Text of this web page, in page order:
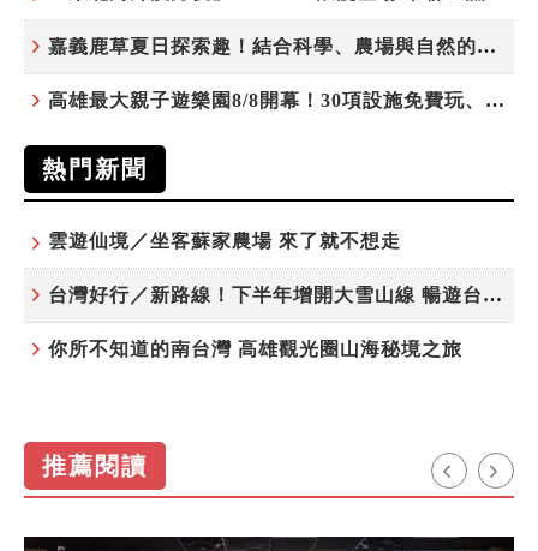
嘉義鹿草夏日探索趣！結合科學、農場與自然的親子小旅行
高雄最大親子遊樂園8/8開幕！30項設施免費玩、YOYO家族嗨翻暑假
熱門新聞
雲遊仙境／坐客蘇家農場 來了就不想走
台灣好行／新路線！下半年增開大雪山線 暢遊台中更便利
你所不知道的南台灣 高雄觀光圈山海秘境之旅
推薦閱讀